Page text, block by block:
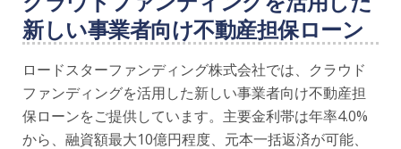
新しい事業者向け不動産担保ローン
ロードスターファンディング株式会社では、クラウド
ファンディングを活用した新しい事業者向け不動産担
保ローンをご提供しています。主要金利帯は年率4.0%
から、融資額最大10億円程度、元本一括返済が可能、